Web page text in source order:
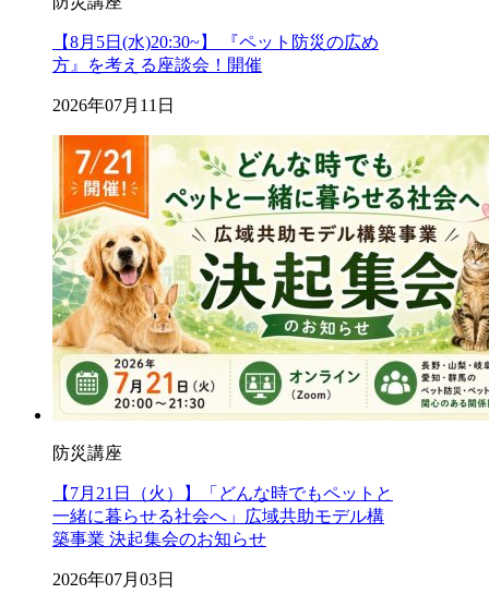
【8月5日(水)20:30~】 『ペット防災の広め
方』を考える座談会！開催
2026年07月11日
防災講座
【7月21日（火）】「どんな時でもペットと
一緒に暮らせる社会へ」広域共助モデル構
築事業 決起集会のお知らせ
2026年07月03日